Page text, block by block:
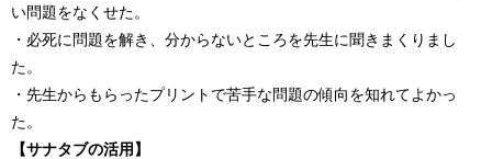
い問題をなくせた。
・必死に問題を解き、分からないところを先生に聞きまくりまし
た。
・先生からもらったプリントで苦手な問題の傾向を知れてよかっ
た。
【サナタブの活用】